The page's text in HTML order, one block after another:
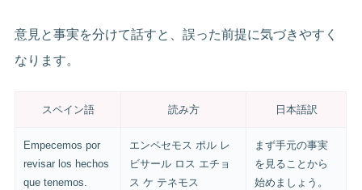
意見と事実を分けて話すと、誤った前提に気づきやすく
なります。
スペイン語 読み方 日本語訳
Empecemos por
revisar los hechos
que tenemos.
エンペセモス ポル レ
ビサール ロス エチョ
ス ケ テネモス
まず手元の事実
を見ることから
始めましょう。